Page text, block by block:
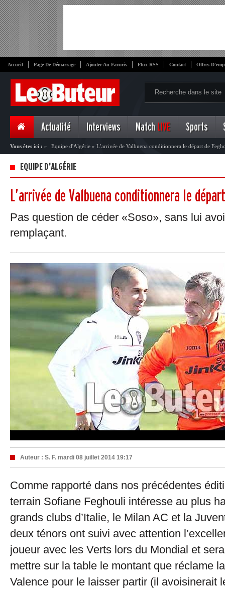
Accueil Page De Démarrage Ajouter Au Favoris Flux RSS Contact Offres
Actualité Interviews Match LIVE Sports
Vous êtes ici : » Equipe d'Algérie » L’arrivée de Valbuena conditionnera le départ de
EQUIPE D'ALGÉRIE
L’arrivée de Valbuena conditionnera le
Pas question de céder «Soso», sans lui
remplaçant.
Auteur : S. F. mardi 08 juillet 2014 19:17
Comme rapporté dans nos précédentes
terrain Sofiane Feghouli intéresse au plus
grands clubs d’Italie, le Milan AC et la
deux ténors ont suivi avec attention
joueur avec les Verts lors du Mondial et
mettre sur la table le montant que réclame
Valence pour le laisser partir (il avoisinerait